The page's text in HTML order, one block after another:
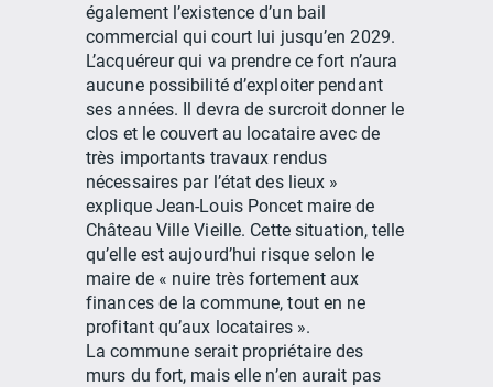
également l’existence d’un bail
commercial qui court lui jusqu’en 2029.
L’acquéreur qui va prendre ce fort n’aura
aucune possibilité d’exploiter pendant
ses années. Il devra de surcroit donner le
clos et le couvert au locataire avec de
très importants travaux rendus
nécessaires par l’état des lieux »
explique Jean-Louis Poncet maire de
Château Ville Vieille. Cette situation, telle
qu’elle est aujourd’hui risque selon le
maire de « nuire très fortement aux
finances de la commune, tout en ne
profitant qu’aux locataires ».
La commune serait propriétaire des
murs du fort, mais elle n’en aurait pas